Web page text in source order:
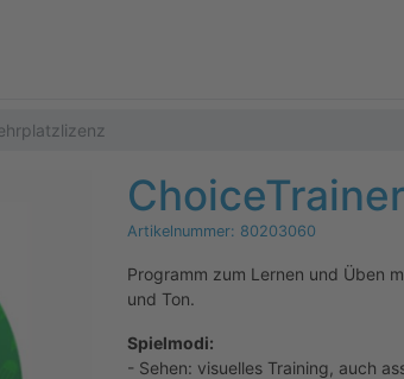
Artikelnummer: 80203060
Programm zum Lernen und Üben
und Ton.
Spielmodi:
- Sehen: visuelles Training, auch